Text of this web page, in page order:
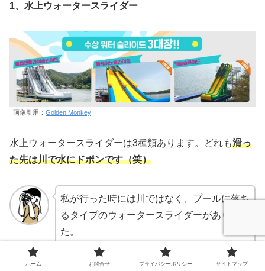
1、水上ウォータースライダー
画像引用： Golden Monkey
水上ウォータースライダーは3種類あります。どれも滑っ
た先は川で水にドボンです（笑）
私が行った時には川ではなく、プールに落ち
るタイプのウォータースライダーがありまし
た。
ホーム お問合せ プライバシーポリシー サイトマップ